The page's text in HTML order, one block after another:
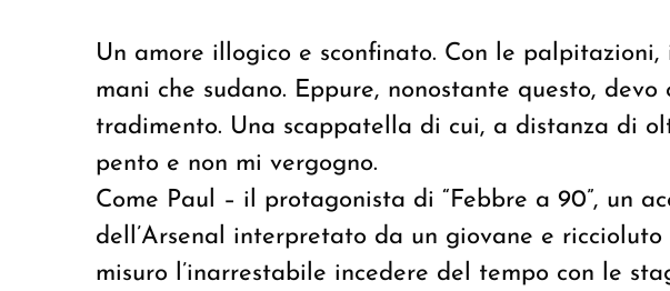
Un amore illogico e sconfinato. Con le
mani che sudano. Eppure, nonostante questo, devo
tradimento. Una scappatella di cui, a distanza di
pento e non mi vergogno.
Come Paul – il protagonista di “Febbre a 90”, un
dell’Arsenal interpretato da un giovane e
misuro l’inarrestabile incedere del tempo con le